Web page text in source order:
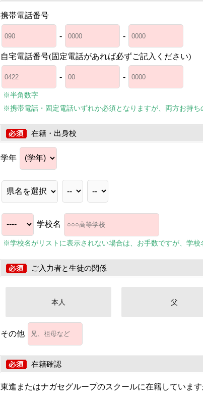
携帯電話番号
- -
自宅電話番号(固定電話があれば必ずご記入ください)
- -
※半角数字
※携帯電話・固定電話いずれか必須となりますが、両方お持
在籍・出身校
学年
学校名
※学校名がリストに表示されない場合は、お手数ですが、学校
ご入力者と生徒の関係
本人 父
その他
在籍確認
東進またはナガセグループのスクールに在籍しています